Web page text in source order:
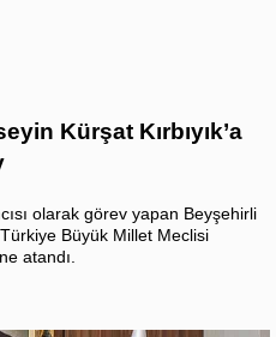
Kürşat Kırbıyık’a
olarak görev yapan Beyşehirli
Büyük Millet Meclisi
atandı.